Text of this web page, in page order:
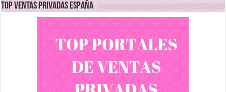
TOP VENTAS PRIVADAS ESPAÑA